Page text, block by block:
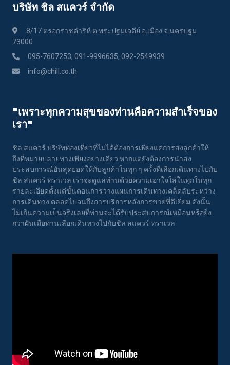
บริษัท ชิล สแควร์ จำกัด
8/17 ตรอกราชดำริห์ ต.พระปฐมเจดีย์ อ.เมือง จ.นครปฐม
73000
095-7607253, 091-9996635, 092-2549939
info@chill.co.th
"เพราะทุกความสุขของท่านคือความสําเร็จของ
เรา"
ชิล สแควร์ บริษัทท่องเที่ยวที่ไม่ได้ต้องการเพียงแค่การส่งลูกค้าให้
ถึงที่หมายปลายทางเพียงอย่างเดียว หากแต่ยังต้องการนำส่ง
ประสบการณ์อันสุดยอดให้กับลูกค้าในทุก ๆ ครั้งที่เลือกเดินทางไปกับ
ชิล สแควร์ ทราเวล เราจะดูแลท่านด้วยความเอาใจใส่ในทุกในทุก
รายละเอียดตั้งแต่ขั้นตอนการวางแผนการเดินทางเคล็ดลับระหว่าง
การเดินทาง ตลอดไปจนถึงการบริการหลังการขายที่ดีเยี่ยม ดังนั้น
ไม่เกินความเป็นจริงเลยที่ท่านจะได้รับประสบการณ์เหมือนหรือยิ่ง
กว่าฝันเมื่อท่านเลือกเดินทางไปกับชิล สแควร์ ทราเวล